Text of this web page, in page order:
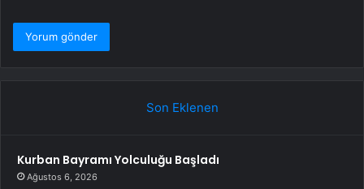
Son Eklenen
Kurban Bayramı Yolculuğu Başladı
Ağustos 6, 2026